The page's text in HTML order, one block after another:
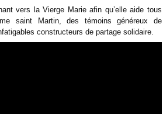
vers la Vierge Marie afin qu’elle aide tous
saint Martin, des témoins généreux de
constructeurs de partage solidaire.